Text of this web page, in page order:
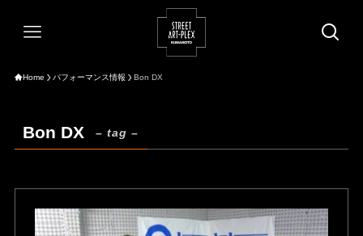
Home パフォーマンス情報 Bon DX
Bon DX – tag –